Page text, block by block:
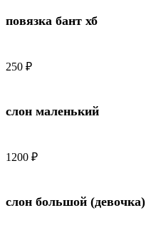
повязка бант хб
250 ₽
слон маленький
1200 ₽
слон большой (девочка)